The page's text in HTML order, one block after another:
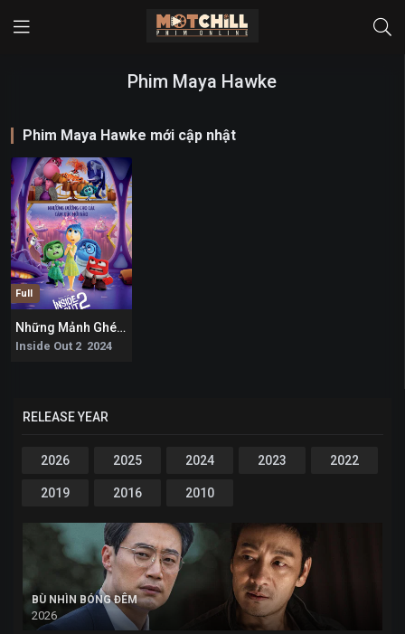
Phim Maya Hawke
Phim Maya Hawke mới cập nhật
Full
8
Những Mảnh Ghép Cảm Xúc 2
Inside Out 2 2024
RELEASE YEAR
2026 2025 2024 2023 2022
2019 2016 2010
BÙ NHÌN BÓNG ĐÊM
2026